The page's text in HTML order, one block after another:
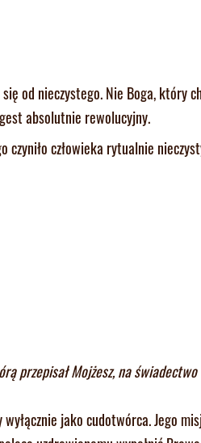
od nieczystego. Nie Boga, który
absolutnie rewolucyjny.
człowieka rytualnie
przepisał Mojżesz, na
jako cudotwórca. Jego